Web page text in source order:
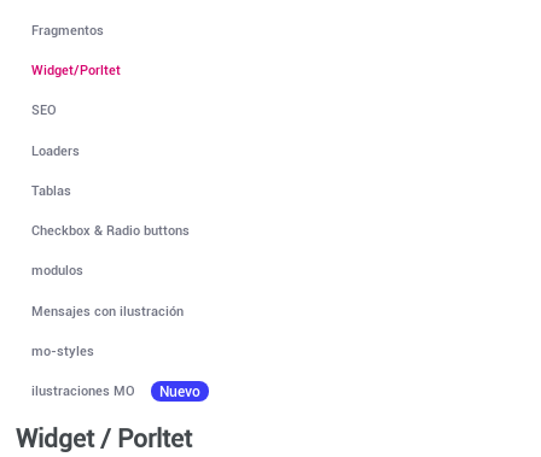
Fragmentos
Widget/Porltet
SEO
Loaders
Tablas
Checkbox & Radio buttons
modulos
Mensajes con ilustración
mo-styles
ilustraciones MO Nuevo
Widget / Porltet